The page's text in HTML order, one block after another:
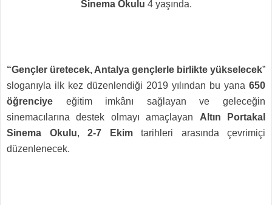
Sinema Okulu 4 yaşında.
“Gençler üretecek, Antalya gençlerle birlikte yükselecek”
sloganıyla ilk kez düzenlendiği 2019 yılından bu yana 650
öğrenciye eğitim imkânı sağlayan
ve geleceğin
sinemacılarına destek olmayı amaçlayan Altın Portakal
Sinema Okulu, 2-7 Ekim tarihleri arasında çevrimiçi
düzenlenecek.